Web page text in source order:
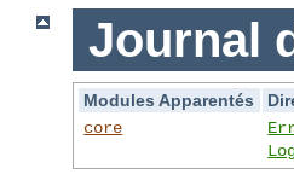
Journal
Modules Apparentés
core